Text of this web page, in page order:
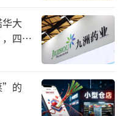
有接种流感疫苗的
势已经减缓，相关
大
四大
”的